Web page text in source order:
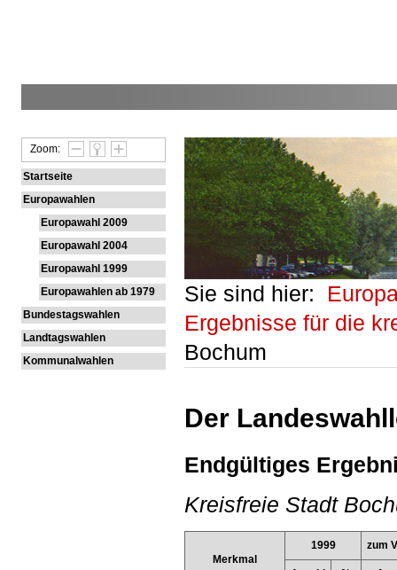
Zoom:
Startseite
Europawahlen
Europawahl 2009
Europawahl 2004
Europawahl 1999
Europawahlen ab 1979
Bundestagswahlen
Landtagswahlen
Kommunalwahlen
Sie sind hier:
Ergebnisse für die
Bochum
Der
Endgültiges
Kreisfreie Stadt
Merkmal
1999 zum